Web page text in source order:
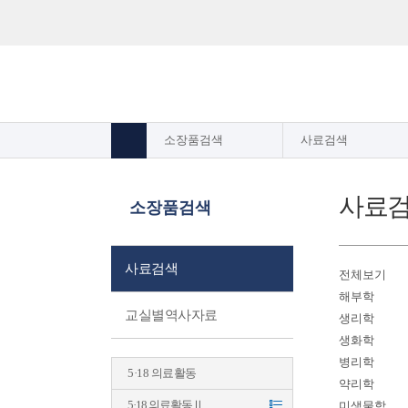
소장품검색 사료검색
소장품검색
사료검색
교실별역사자료
5·18 의료활동
5·18 의료활동Ⅱ
사료
전체보기
해부학
생리학
생화학
병리학
약리학